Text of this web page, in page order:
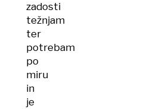
zadosti
težnjam
ter
potrebam
po
miru
in
je